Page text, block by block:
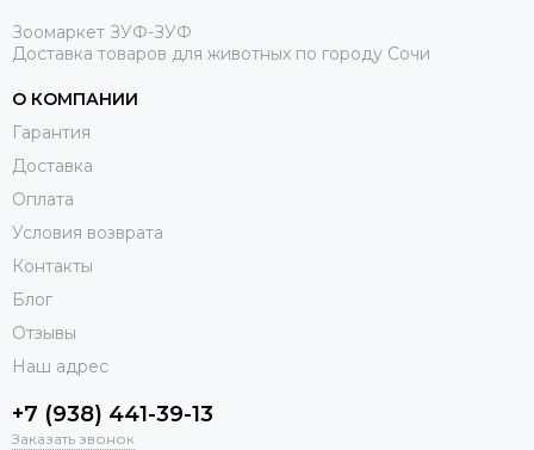
Зоомаркет ЗУФ-ЗУФ
Доставка товаров для животных по городу Сочи
О КОМПАНИИ
Гарантия
Доставка
Оплата
Условия возврата
Контакты
Блог
Отзывы
Наш адрес
+7 (938) 441-39-13
Заказать звонок